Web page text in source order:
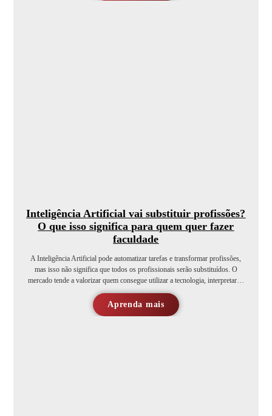
Inteligência Artificial vai substituir profissões?
O que isso significa para quem quer fazer
faculdade
A Inteligência Artificial pode automatizar tarefas e transformar profissões,
mas isso não significa que todos os profissionais serão substituídos. O
mercado tende a valorizar quem consegue utilizar a tecnologia, interpretar…
Aprenda mais